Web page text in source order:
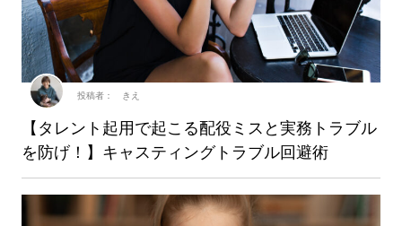
【タレント起用で起こる配役ミスと実務トラブル
を防げ！】キャスティングトラブル回避術
投稿者： きえ